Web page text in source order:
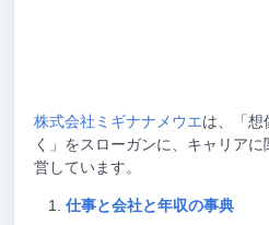
株式会社ミギナナメウエは、「想
く」をスローガンに、キャリア
営しています。
仕事と会社と年収の事典